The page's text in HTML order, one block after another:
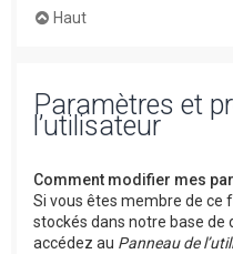
Haut
Paramètres et
l’utilisateur
Comment modifier mes
Si vous êtes membre de ce
stockés dans notre base de
accédez au Panneau de